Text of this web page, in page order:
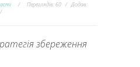
Переглядів:60
Додав:
збереження